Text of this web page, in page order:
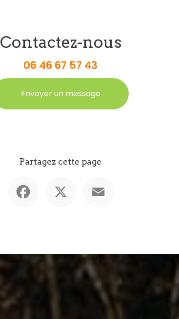
Contactez-nous
06 46 67 57 43
Envoyer un message
Partagez cette page